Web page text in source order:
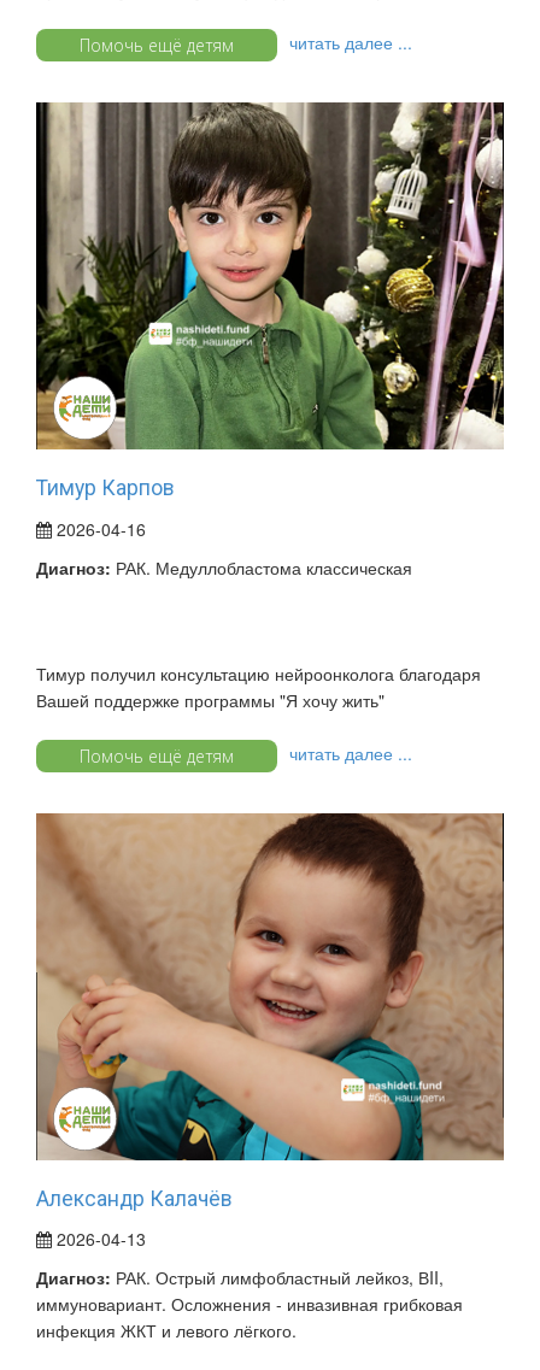
Помочь ещё детям читать далее ...
Тимур Карпов
2026-04-16
Диагноз: РАК. Медуллобластома классическая
Тимур получил консультацию нейроонколога благодаря
Вашей поддержке программы "Я хочу жить"
Помочь ещё детям читать далее ...
Александр Калачёв
2026-04-13
Диагноз: РАК. Острый лимфобластный лейкоз, ВII,
иммуновариант. Осложнения - инвазивная грибковая
инфекция ЖКТ и левого лёгкого.